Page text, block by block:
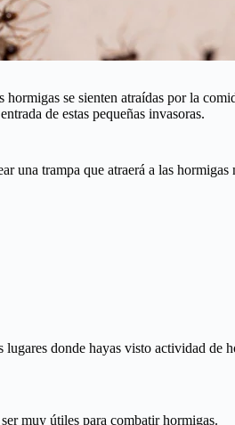
se sienten atraídas por la
de estas pequeñas invasoras.
una trampa que atraerá a las
lugares donde hayas visto actividad de
muy útiles para combatir hormigas.